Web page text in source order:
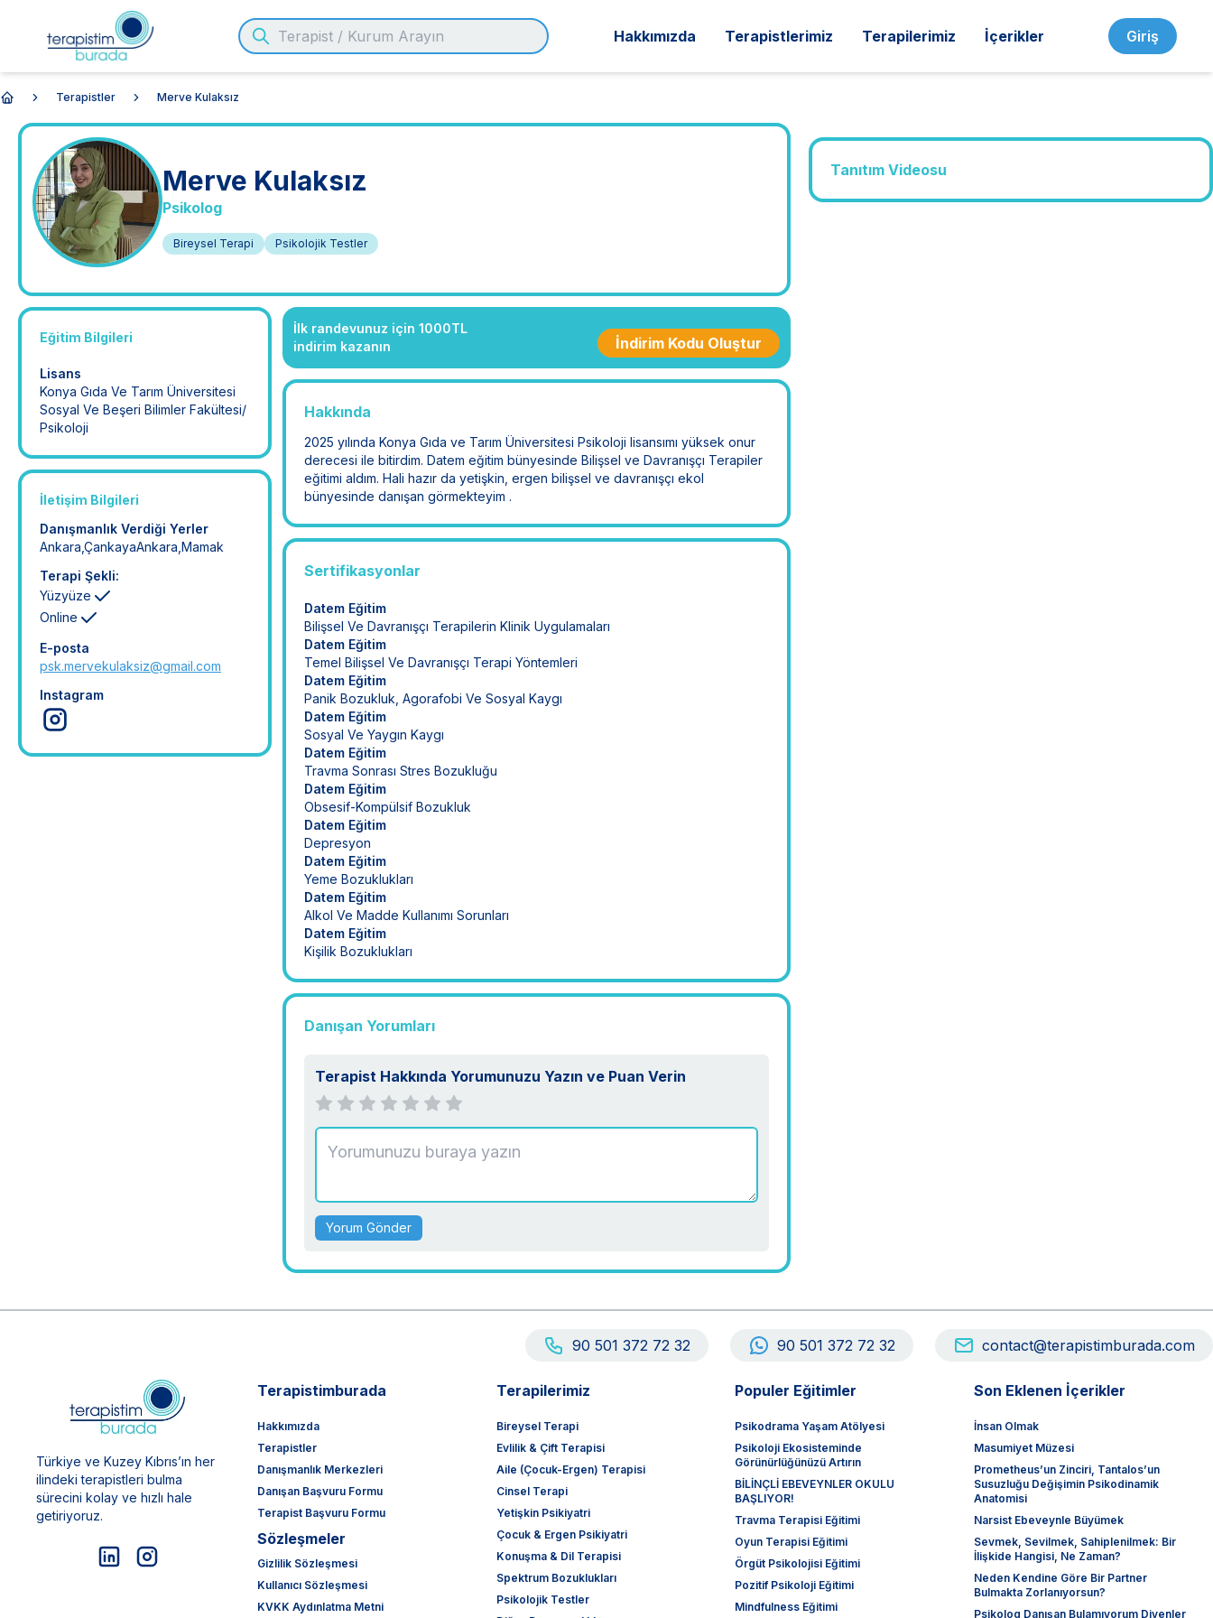
Hakkımızda Terapistlerimiz Terapilerimiz İçerikler Giriş
Terapistler Merve Kulaksız
Merve Kulaksız
Psikolog
Bireysel Terapi Psikolojik Testler
Eğitim Bilgileri
Lisans
Konya Gıda Ve Tarım Üniversitesi
Sosyal Ve Beşeri Bilimler Fakültesi/
Psikoloji
İletişim Bilgileri
Danışmanlık Verdiği Yerler
Ankara ÇankayaAnkara Mamak
Terapi Şekli:
Yüzyüze
Online
E-posta
psk.mervekulaksiz@gmail.com
Instagram
İlk randevunuz için 1000TL
indirim kazanın
İndirim Kodu Oluştur
Hakkında
2025 yılında Konya Gıda ve Tarım Üniversitesi Psikoloji lisansımı yüksek onur
derecesi ile bitirdim. Datem eğitim bünyesinde Bilişsel ve Davranışçı Terapiler
eğitimi aldım. Hali hazır da yetişkin, ergen bilişsel ve davranışçı ekol
bünyesinde danışan görmekteyim .
Sertifikasyonlar
Datem Eğitim
Bilişsel Ve Davranışçı Terapilerin Klinik Uygulamaları
Datem Eğitim
Temel Bilişsel Ve Davranışçı Terapi Yöntemleri
Datem Eğitim
Panik Bozukluk, Agorafobi Ve Sosyal Kaygı
Datem Eğitim
Sosyal Ve Yaygın Kaygı
Datem Eğitim
Travma Sonrası Stres Bozukluğu
Datem Eğitim
Obsesif-Kompülsif Bozukluk
Datem Eğitim
Depresyon
Datem Eğitim
Yeme Bozuklukları
Datem Eğitim
Alkol Ve Madde Kullanımı Sorunları
Datem Eğitim
Kişilik Bozuklukları
Danışan Yorumları
Terapist Hakkında Yorumunuzu Yazın ve Puan Verin
Yorum Gönder
Tanıtım Videosu
90 501 372 72 32 90 501 372 72 32 contact@terapistimburada.com
Türkiye ve Kuzey Kıbrıs’ın her
ilindeki terapistleri bulma
sürecini kolay ve hızlı hale
getiriyoruz.
Terapistimburada
Hakkımızda
Terapistler
Danışmanlık Merkezleri
Danışan Başvuru Formu
Terapist Başvuru Formu
Sözleşmeler
Gizlilik Sözleşmesi
Kullanıcı Sözleşmesi
KVKK Aydınlatma Metni
Terapilerimiz
Bireysel Terapi
Evlilik & Çift Terapisi
Aile (Çocuk-Ergen) Terapisi
Cinsel Terapi
Yetişkin Psikiyatri
Çocuk & Ergen Psikiyatri
Konuşma & Dil Terapisi
Spektrum Bozuklukları
Psikolojik Testler
Populer Eğitimler
Psikodrama Yaşam Atölyesi
Psikoloji Ekosisteminde
Görünürlüğünüzü Artırın
BİLİNÇLİ EBEVEYNLER OKULU
BAŞLIYOR!
Travma Terapisi Eğitimi
Oyun Terapisi Eğitimi
Örgüt Psikolojisi Eğitimi
Pozitif Psikoloji Eğitimi
Mindfulness Eğitimi
Son Eklenen İçerikler
İnsan Olmak
Masumiyet Müzesi
Prometheus’un Zinciri, Tantalos’un
Susuzluğu Değişimin Psikodinamik
Anatomisi
Narsist Ebeveynle Büyümek
Sevmek, Sevilmek, Sahiplenilmek: Bir
İlişkide Hangisi, Ne Zaman?
Neden Kendine Göre Bir Partner
Bulmakta Zorlanıyorsun?
Psikolog Danışan Bulamıyorum Diyenler